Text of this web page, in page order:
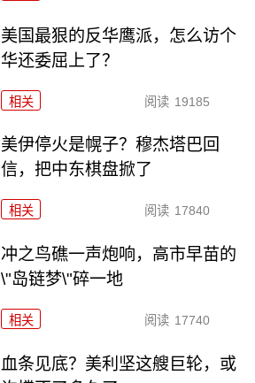
美国最狠的反华鹰派，怎么访个
华还委屈上了？
相关 阅读 19185
美伊停火是幌子？穆杰塔巴回
信，把中东棋盘掀了
相关 阅读 17840
冲之鸟礁一声炮响，高市早苗的
\"岛链梦\"碎一地
相关 阅读 17740
血条见底？美利坚这艘巨轮，或